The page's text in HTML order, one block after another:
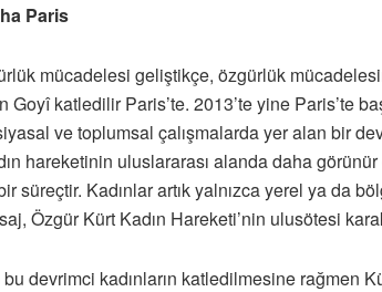
Paris
mücadelesi geliştikçe, özgürlük
Goyî katledilir Paris’te. 2013’te yine Paris’te
ve toplumsal çalışmalarda yer alan bir
hareketinin uluslararası alanda daha
bir süreçtir. Kadınlar artık yalnızca yerel ya
Özgür Kürt Kadın Hareketi’nin ulusötesi
devrimci kadınların katledilmesine rağmen